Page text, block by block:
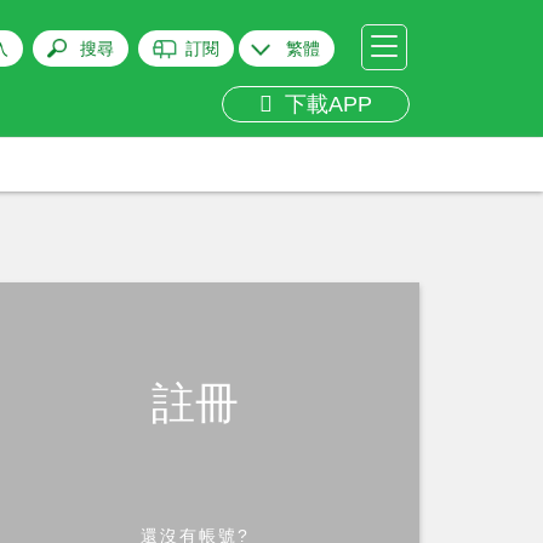
搜尋 訂閱 繁體
下載APP
註冊
還沒有帳號?